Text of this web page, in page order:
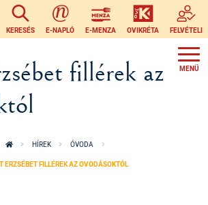
KERESÉS E-NAPLÓ E-MENZA OVIKRÉTA FELVÉTELI
fillérek az
HÍREK ÓVODA
ERZSÉBET FILLÉREK AZ OVODÁSOKTÓL